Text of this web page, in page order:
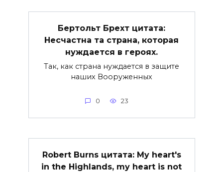
Бертольт Брехт цитата:
Несчастна та страна, которая
нуждается в героях.
Так, как страна нуждается в защите
наших Вооруженных
0 23
Robert Burns цитата: My heart's
in the Highlands, my heart is not